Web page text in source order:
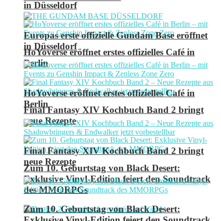
in Düsseldorf
HoYoverse eröffnet erstes offizielles Café in
Berlin
Final Fantasy XIV Kochbuch Band 2 bringt
neue Rezepte
Zum 10. Geburtstag von Black Desert:
Exklusive Vinyl-Edition feiert den Soundtrack
des MMORPGs
Europas erste offizielle Gundam Base eröffnet
in Düsseldorf
HoYoverse eröffnet erstes offizielles Café in
Berlin
Final Fantasy XIV Kochbuch Band 2 bringt
neue Rezepte
Zum 10. Geburtstag von Black Desert: